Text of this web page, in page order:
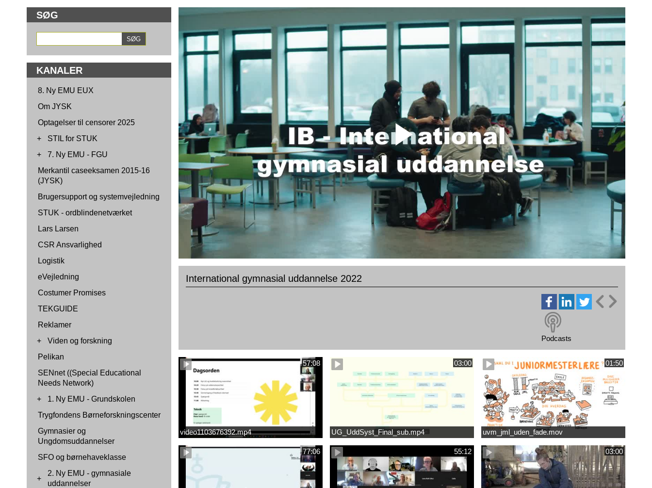
SØG
KANALER
8. Ny EMU EUX
Om JYSK
Optagelser til censorer 2025
+
STIL for STUK
+
7. Ny EMU - FGU
Merkantil caseeksamen 2015-16
(JYSK)
Brugersupport og systemvejledning
STUK - ordblindenetværket
Lars Larsen
CSR Ansvarlighed
Logistik
eVejledning
Costumer Promises
TEKGUIDE
Reklamer
+
Viden og forskning
Pelikan
SENnet ((Special Educational
Needs Network)
+
1. Ny EMU - Grundskolen
Trygfondens Børneforskningscenter
Gymnasier og
Ungdomsuddannelser
SFO og børnehaveklasse
+
2. Ny EMU - gymnasiale
uddannelser
International gymnasial uddannelse 2022
Podcasts
57:08
video1103676392.mp4
03:00
UG_UddSyst_Final_sub.mp4
01:50
uvm_jml_uden_fade.mov
77:06 55:12 03:00